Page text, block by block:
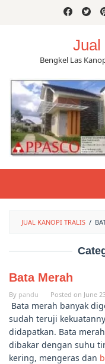
Jual
Bengkel Las
JUAL KANOPI TRALIS /
Bata Merah
By pandu Posted on June
Bata merah banyak
sudah teruji
didapatkan. Bata
dibakar dengan suhu
kering, mengeras dan